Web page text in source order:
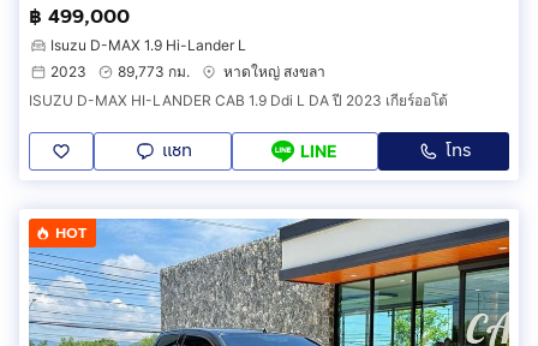
฿ 499,000
Isuzu D-MAX 1.9 Hi-Lander L
2023
89,773 กม.
หาดใหญ่ สงขลา
ISUZU D-MAX HI-LANDER CAB 1.9 Ddi L DA ปี 2023 เกียร์ออโต้
แชท LINE โทร
HOT